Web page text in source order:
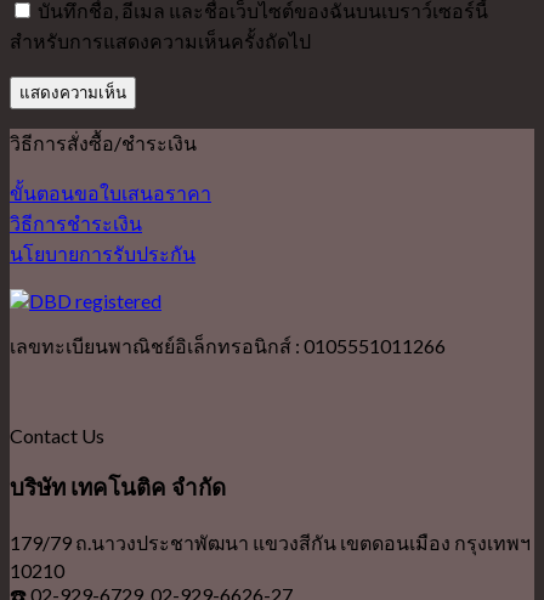
บันทึกชื่อ, อีเมล และชื่อเว็บไซต์ของฉันบนเบราว์เซอร์นี้
สำหรับการแสดงความเห็นครั้งถัดไป
วิธีการสั่งซื้อ/ชำระเงิน
ขั้นตอนขอใบเสนอราคา
วิธีการชำระเงิน
นโยบายการรับประกัน
เลขทะเบียนพาณิชย์อิเล็กทรอนิกส์ : 0105551011266
Contact Us
บริษัท เทคโนติค จำกัด
179/79 ถ.นาวงประชาพัฒนา แขวงสีกัน เขตดอนเมือง กรุงเทพฯ
10210
☎️ 02-929-6729, 02-929-6626-27